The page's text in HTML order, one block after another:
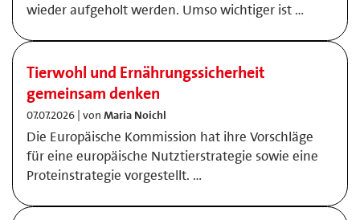
wieder aufgeholt werden. Umso wichtiger ist …
Tierwohl und Ernährungssicherheit
gemeinsam denken
07.07.2026 | von Maria Noichl
Die Europäische Kommission hat ihre Vorschläge
für eine europäische Nutztierstrategie sowie eine
Proteinstrategie vorgestellt. …